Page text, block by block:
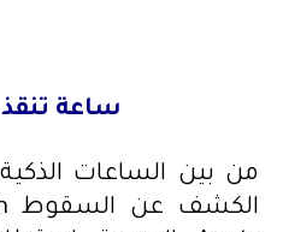
ساعة
من بين الساعات